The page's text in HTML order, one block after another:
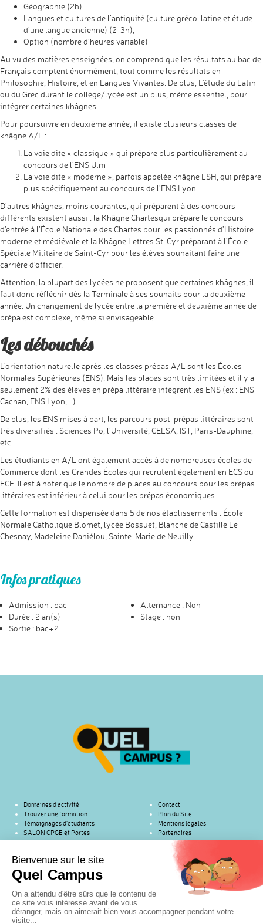
Géographie (2h)
Langues et cultures de l’antiquité (culture gréco-latine et étude
d’une langue ancienne) (2-3h),
Option (nombre d’heures variable)
Au vu des matières enseignées, on comprend que les résultats au bac de
Français comptent énormément, tout comme les résultats en
Philosophie, Histoire, et en Langues Vivantes. De plus, L’étude du Latin
ou du Grec durant le collège/lycée est un plus, même essentiel, pour
intégrer certaines khâgnes.
Pour poursuivre en deuxième année, il existe plusieurs classes de
khâgne A/L :
La voie dite « classique » qui prépare plus particulièrement au
concours de l’ENS Ulm
La voie dite « moderne », parfois appelée khâgne LSH, qui prépare
plus spécifiquement au concours de l’ENS Lyon.
D’autres khâgnes, moins courantes, qui préparent à des concours
différents existent aussi : la Khâgne Chartesqui prépare le concours
d’entrée à l’École Nationale des Chartes pour les passionnés d’Histoire
moderne et médiévale et la Khâgne Lettres St-Cyr préparant à l’École
Spéciale Militaire de Saint-Cyr pour les élèves souhaitant faire une
carrière d’officier.
Attention, la plupart des lycées ne proposent que certaines khâgnes, il
faut donc réfléchir dès la Terminale à ses souhaits pour la deuxième
année. Un changement de lycée entre la première et deuxième année de
prépa est complexe, même si envisageable.
Les débouchés
L’orientation naturelle après les classes prépas A/L sont les Écoles
Normales Supérieures (ENS). Mais les places sont très limitées et il y a
seulement 2% des élèves en prépa littéraire intègrent les ENS (ex : ENS
Cachan, ENS Lyon, …).
De plus, les ENS mises à part, les parcours post-prépas littéraires sont
très diversifiés : Sciences Po, l’Université, CELSA, IST, Paris-Dauphine,
etc.
Les étudiants en A/L ont également accès à de nombreuses écoles de
Commerce dont les Grandes Écoles qui recrutent également en ECS ou
ECE. Il est à noter que le nombre de places au concours pour les prépas
littéraires est inférieur à celui pour les prépas économiques.
Cette formation est dispensée dans 5 de nos établissements : École
Normale Catholique Blomet, lycée Bossuet, Blanche de Castille Le
Chesnay, Madeleine Daniélou, Sainte-Marie de Neuilly.
Infos pratiques
Admission : bac
Durée : 2 an(s)
Sortie : bac+2
Alternance : Non
Stage : non
Domaines d’activité
Trouver une formation
Témoignages d’étudiants
SALON CPGE et Portes
ouvertes
Contact
Plan du Site
Mentions légales
Partenaires